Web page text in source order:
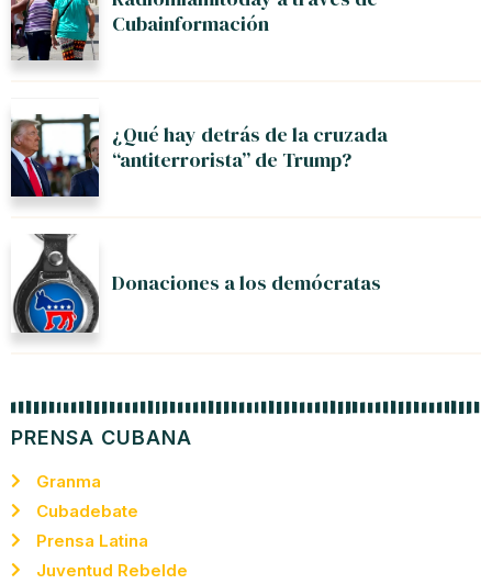
Cubainformación
¿Qué hay detrás de la cruzada
“antiterrorista” de Trump?
Donaciones a los demócratas
PRENSA CUBANA
Granma
Cubadebate
Prensa Latina
Juventud Rebelde